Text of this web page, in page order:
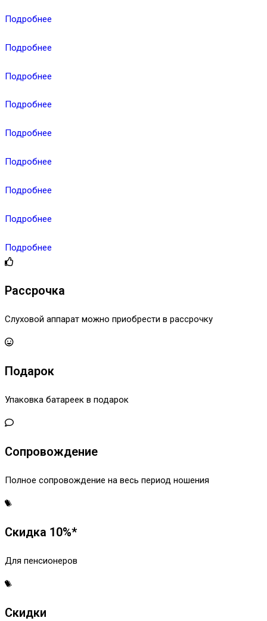
Подробнее
Подробнее
Подробнее
Подробнее
Подробнее
Подробнее
Подробнее
Подробнее
Подробнее
Рассрочка
Слуховой аппарат можно приобрести в рассрочку
Подарок
Упаковка батареек в подарок
Сопровождение
Полное сопровождение на весь период ношения
Скидка 10%*
Для пенсионеров
Скидки